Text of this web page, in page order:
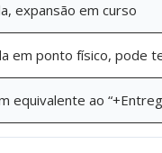
expansão em curso
em ponto físico, pode
equivalente ao